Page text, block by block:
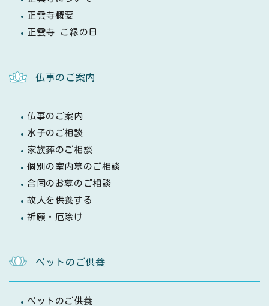
正雲寺概要
正雲寺 ご縁の日
仏事のご案内
仏事のご案内
水子のご相談
家族葬のご相談
個別の室内墓のご相談
合同のお墓のご相談
故人を供養する
祈願・厄除け
ペットのご供養
ペットのご供養